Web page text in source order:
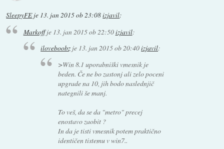
SleepyFEje 13. jan 2015 ob 23:08izjavil:
Markoffje 13. jan 2015 ob 22:50izjavil:
iloveboobz je 13. jan 2015 ob 20:40izjavil:
>Win 8.1 uporabniški vmesnik je
beden. Če ne bo zastonj ali zelo poceni
upgrade na 10, jih bodo naslednjič
nategnili še manj.
To veš, da se da "metro" precej
enostavo zaobit ?
In da je tisti vmesnik potem praktično
identičen tistemu v win7..